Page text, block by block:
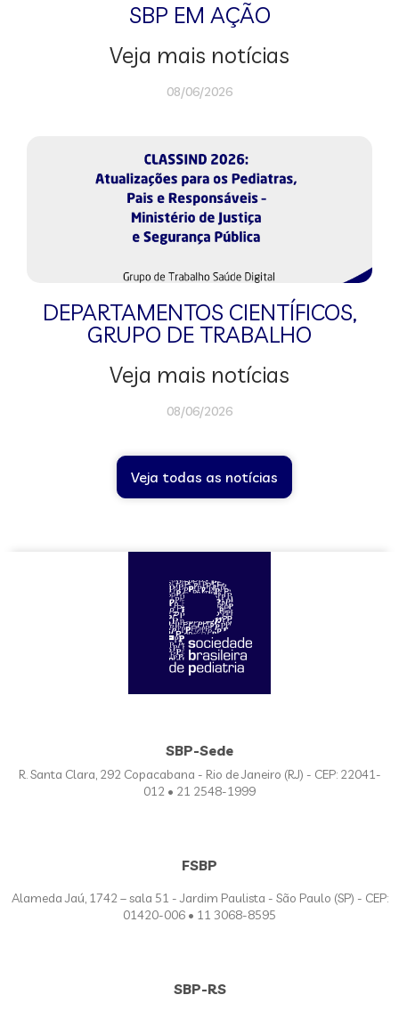
SBP EM AÇÃO
Veja mais notícias
08/06/2026
DEPARTAMENTOS CIENTÍFICOS,
GRUPO DE TRABALHO
Veja mais notícias
08/06/2026
Veja todas as notícias
SBP-Sede
R. Santa Clara, 292 Copacabana - Rio de Janeiro (RJ) - CEP: 22041-
012 • 21 2548-1999
FSBP
Alameda Jaú, 1742 – sala 51 - Jardim Paulista - São Paulo (SP) - CEP:
01420-006 • 11 3068-8595
SBP-RS